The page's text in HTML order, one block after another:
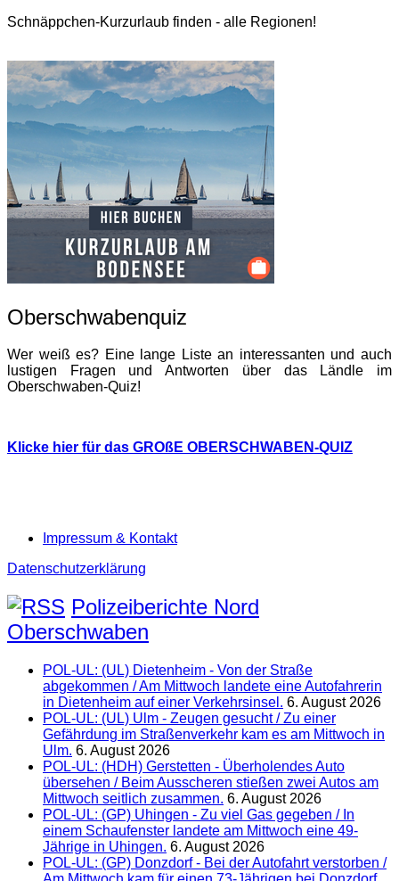
Schnäppchen-Kurzurlaub finden - alle Regionen!
Oberschwabenquiz
Wer weiß es? Eine lange Liste an interessanten und auch
lustigen Fragen und Antworten über das Ländle im
Oberschwaben-Quiz!
Klicke hier für das GROßE OBERSCHWABEN-QUIZ
Impressum & Kontakt
Datenschutzerklärung
Polizeiberichte Nord
Oberschwaben
POL-UL: (UL) Dietenheim - Von der Straße
abgekommen / Am Mittwoch landete eine Autofahrerin
in Dietenheim auf einer Verkehrsinsel. 6. August 2026
POL-UL: (UL) Ulm - Zeugen gesucht / Zu einer
Gefährdung im Straßenverkehr kam es am Mittwoch in
Ulm. 6. August 2026
POL-UL: (HDH) Gerstetten - Überholendes Auto
übersehen / Beim Ausscheren stießen zwei Autos am
Mittwoch seitlich zusammen. 6. August 2026
POL-UL: (GP) Uhingen - Zu viel Gas gegeben / In
einem Schaufenster landete am Mittwoch eine 49-
Jährige in Uhingen. 6. August 2026
POL-UL: (GP) Donzdorf - Bei der Autofahrt verstorben /